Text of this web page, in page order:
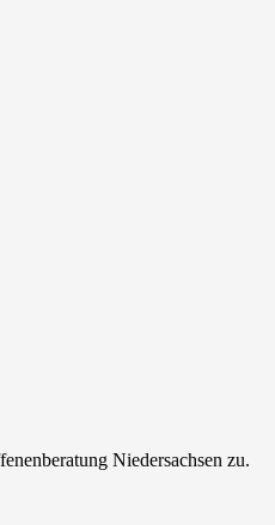
Niedersachsen zu.